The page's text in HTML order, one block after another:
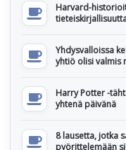
Harvard-
Yhdysvalloissa
yhtiö olisi valmis
Harry Potter -
yhtenä päivänä
8 lausetta, jotka
pyörittelemään